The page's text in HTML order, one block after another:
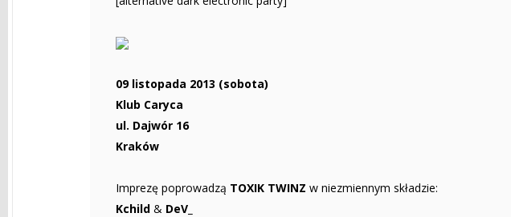
09 listopada 2013 (sobota)
Klub Caryca
ul. Dajwór 16
Kraków
Imprezę poprowadzą TOXIK TWINZ w niezmiennym składzie:
Kchild & DeV_